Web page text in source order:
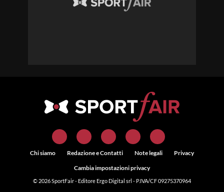
Chi siamo Redazione e Contatti Note legali
Privacy
Cambia impostazioni privacy
© 2026SportFair- Editore Ergo Digital srl - P.IVA/CF 09275370964